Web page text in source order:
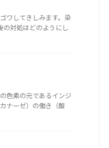
ワしてきしみます。染
の対処はどのようにし
色素の元であるインジ
ナーゼ）の働き（酸